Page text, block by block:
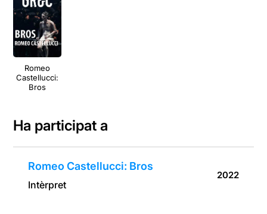
Romeo
Castellucci:
Bros
Ha participat a
Romeo Castellucci: Bros
Intèrpret
2022